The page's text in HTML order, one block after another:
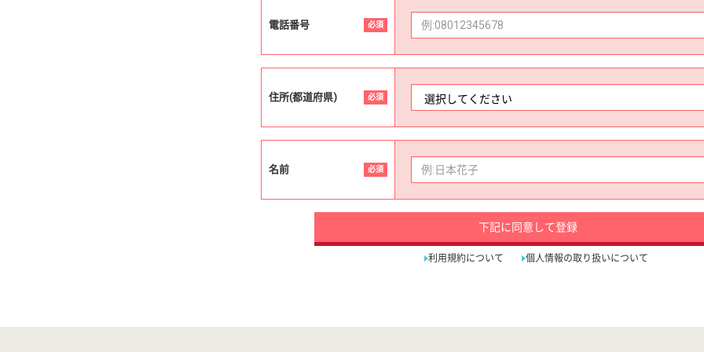
電話番号 必須
住所(都道府県) 必須
名前 必須
下記に同意して登録
利用規約について 個人情報の取り扱いについて